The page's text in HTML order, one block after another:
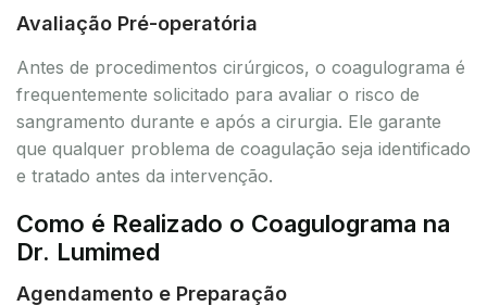
Avaliação Pré-operatória
Antes de procedimentos cirúrgicos, o coagulograma é
frequentemente solicitado para avaliar o risco de
sangramento durante e após a cirurgia. Ele garante
que qualquer problema de coagulação seja identificado
e tratado antes da intervenção.
Como é Realizado o Coagulograma na
Dr. Lumimed
Agendamento e Preparação